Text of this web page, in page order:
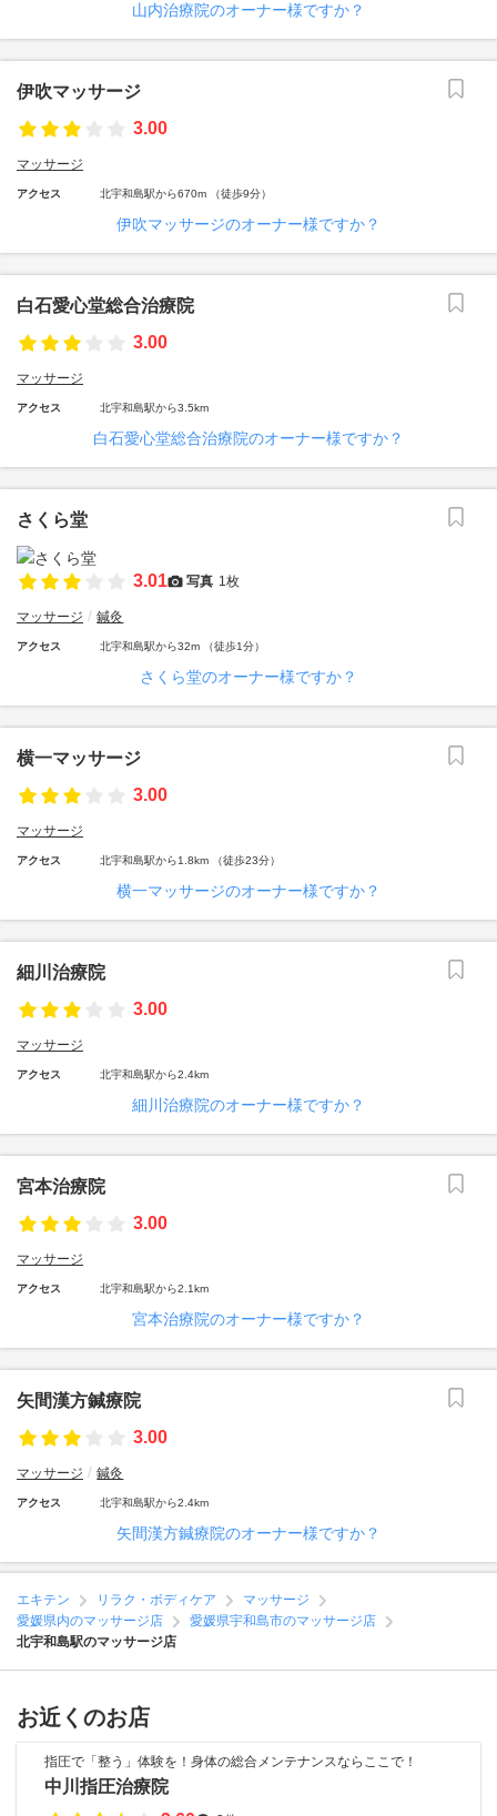
山内治療院のオーナー様ですか？
伊吹マッサージ
3.00
マッサージ
アクセス 北宇和島駅から670m （徒歩9分）
伊吹マッサージのオーナー様ですか？
白石愛心堂総合治療院
3.00
マッサージ
アクセス 北宇和島駅から3.5km
白石愛心堂総合治療院のオーナー様ですか？
さくら堂
3.01 写真 1枚
マッサージ 鍼灸
アクセス 北宇和島駅から32m （徒歩1分）
さくら堂のオーナー様ですか？
横一マッサージ
3.00
マッサージ
アクセス 北宇和島駅から1.8km （徒歩23分）
横一マッサージのオーナー様ですか？
細川治療院
3.00
マッサージ
アクセス 北宇和島駅から2.4km
細川治療院のオーナー様ですか？
宮本治療院
3.00
マッサージ
アクセス 北宇和島駅から2.1km
宮本治療院のオーナー様ですか？
矢間漢方鍼療院
3.00
マッサージ 鍼灸
アクセス 北宇和島駅から2.4km
矢間漢方鍼療院のオーナー様ですか？
エキテン リラク・ボディケア
マッサージ
愛媛県内のマッサージ店
愛媛県宇和島市のマッサージ店
北宇和島駅のマッサージ店
お近くのお店
指圧で「整う」体験を！身体の総合メンテナンスならここで！
中川指圧治療院